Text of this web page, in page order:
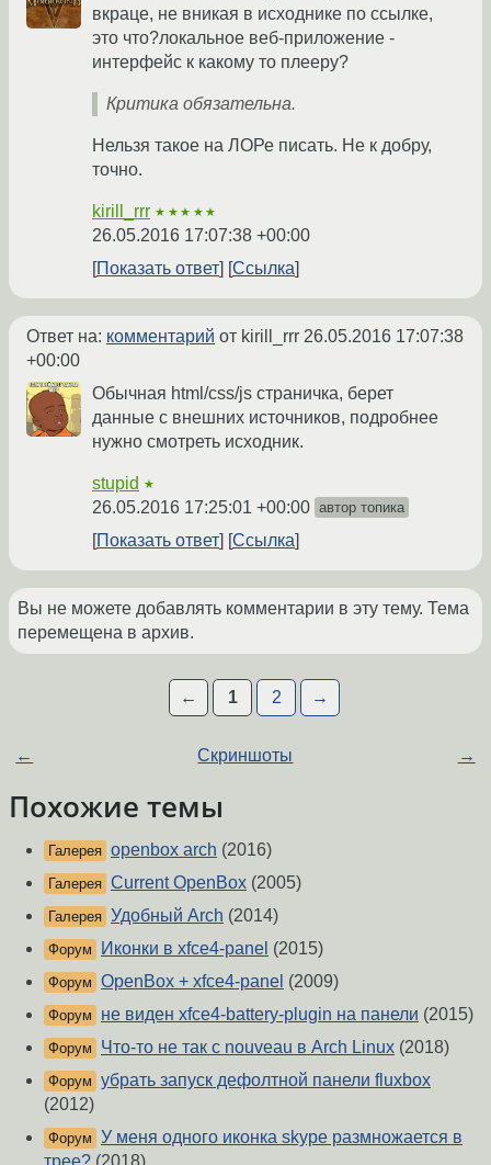
вкраце, не вникая в исходнике по ссылке,
это что?локальное веб-приложение -
интерфейс к какому то плееру?
Критика обязательна.
Нельзя такое на ЛОРе писать. Не к добру,
точно.
kirill_rrr ★★★★★
26.05.2016 17:07:38 +00:00
Показать ответ
Ссылка
Ответ на: комментарий от kirill_rrr 26.05.2016 17:07:38
+00:00
Обычная html/css/js страничка, берет
данные с внешних источников, подробнее
нужно смотреть исходник.
stupid ★
26.05.2016 17:25:01 +00:00 автор топика
Показать ответ Ссылка
Вы не можете добавлять комментарии в эту тему. Тема
перемещена в архив.
← 1 2 →
← Скриншоты →
Похожие темы
Галерея openbox arch (2016)
Галерея Current OpenBox (2005)
Галерея Удобный Arch (2014)
Форум Иконки в xfce4-panel (2015)
Форум OpenBox + xfce4-panel (2009)
Форум не виден xfce4-battery-plugin на панели (2015)
Форум Что-то не так с nouveau в Arch Linux (2018)
Форум убрать запуск дефолтной панели fluxbox
(2012)
Форум У меня одного иконка skype размножается в